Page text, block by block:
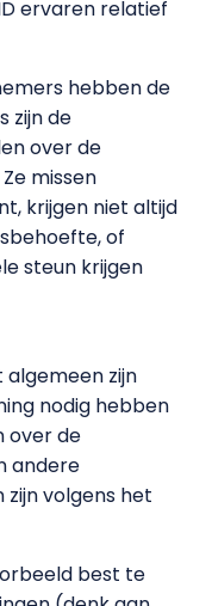
ervaren relatief
hebben de
zijn de
over de
missen
krijgen niet altijd
of
steun krijgen
algemeen zijn
nodig hebben
over de
andere
volgens het
best te